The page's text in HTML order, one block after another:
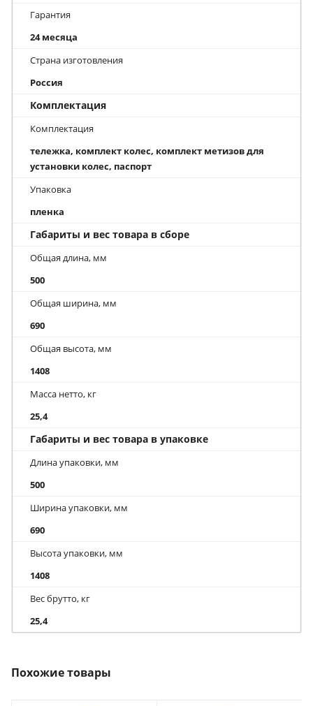
Гарантия
24 месяца
Страна изготовления
Россия
Комплектация
Комплектация
тележка, комплект колес, комплект метизов для
установки колес, паспорт
Упаковка
пленка
Габариты и вес товара в сборе
Общая длина, мм
500
Общая ширина, мм
690
Общая высота, мм
1408
Масса нетто, кг
25,4
Габариты и вес товара в упаковке
Длина упаковки, мм
500
Ширина упаковки, мм
690
Высота упаковки, мм
1408
Вес брутто, кг
25,4
Похожие товары